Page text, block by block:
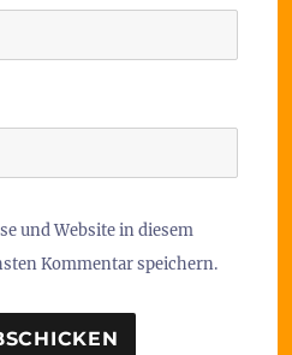
und Website in diesem
Kommentar speichern.